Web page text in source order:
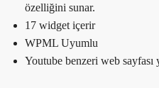
özelliğini sunar.
17 widget içerir
WPML Uyumlu
Youtube benzeri web sayfası